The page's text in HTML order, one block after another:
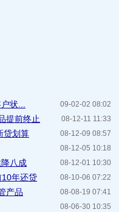
09-02-02 08:02
状...
08-12-11 11:33
提前终止
08-12-09 08:57
贷划算
08-12-05 10:18
08-12-01 10:30
八成
08-10-06 07:22
10年还贷
08-08-19 07:41
产品
08-06-30 10:35